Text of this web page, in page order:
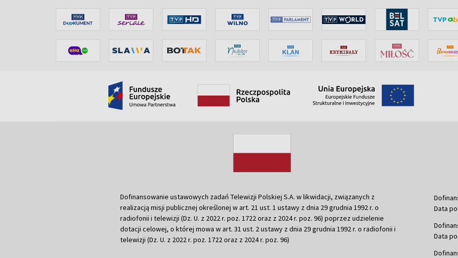
Dofinansowanie ustawowych zadań Telewizji Polskiej S.A. w likwidacji, związanych z
realizacją misji publicznej określonej w art. 21 ust. 1 ustawy z dnia 29 grudnia 1992 r. o
radiofonii i telewizji (Dz. U. z 2022 r. poz. 1722 oraz z 2024 r. poz. 96) poprzez udzielenie
dotacji celowej, o której mowa w art. 31 ust. 2 ustawy z dnia 29 grudnia 1992 r. o radiofonii i
telewizji (Dz. U. z 2022 r. poz. 1722 oraz z 2024 r. poz. 96)
Data
Data